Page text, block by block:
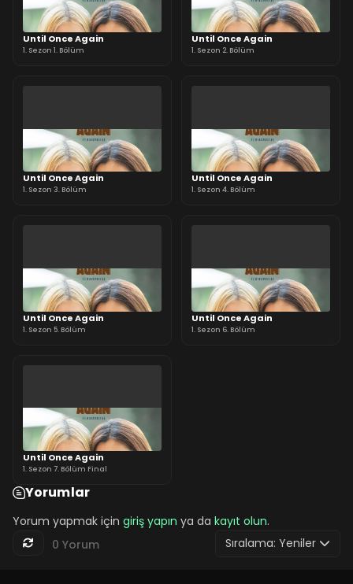
Until Once Again
1. Sezon 1. Bölüm
Until Once Again
1. Sezon 2. Bölüm
Until Once Again
1. Sezon 3. Bölüm
Until Once Again
1. Sezon 4. Bölüm
Until Once Again
1. Sezon 5. Bölüm
Until Once Again
1. Sezon 6. Bölüm
Until Once Again
1. Sezon 7. Bölüm Final
Yorumlar
Yorum yapmak için giriş yapın ya da kayıt olun.
0 Yorum
Sıralama: Yeniler